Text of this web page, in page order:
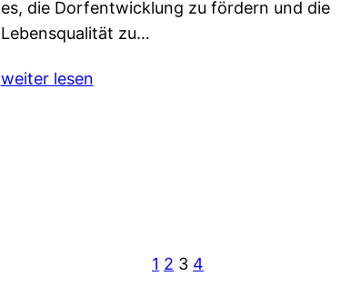
es, die Dorfentwicklung zu fördern und die
Lebensqualität zu…
weiter lesen
1 2 3 4